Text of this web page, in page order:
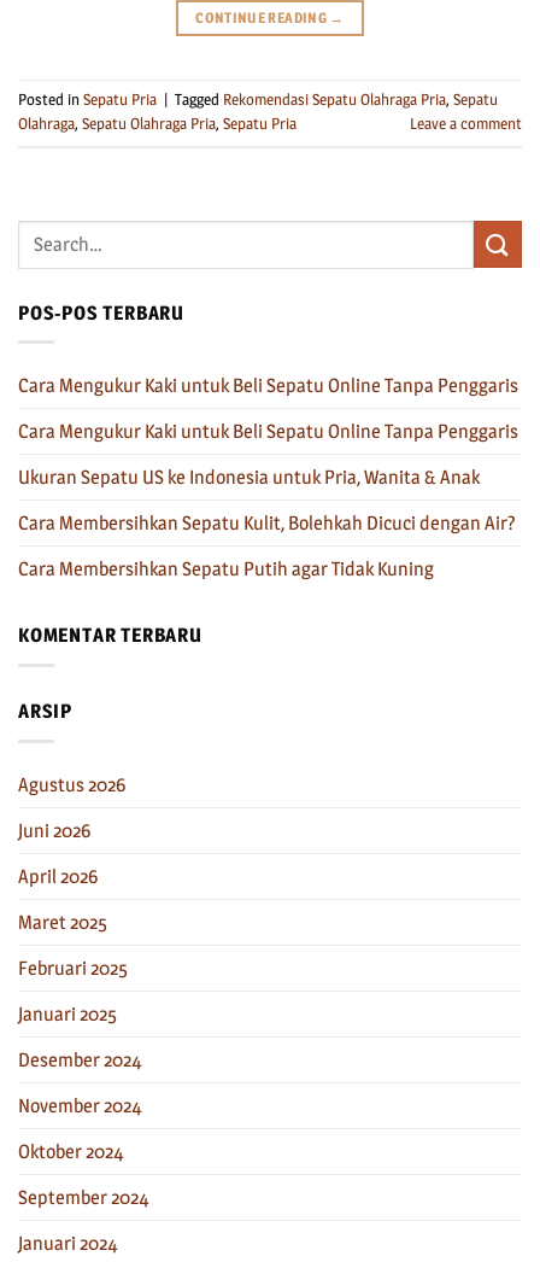
CONTINUE READING →
Posted in Sepatu Pria | Tagged Rekomendasi Sepatu Olahraga Pria, Sepatu
Olahraga, Sepatu Olahraga Pria, Sepatu Pria Leave a comment
POS-POS TERBARU
Cara Mengukur Kaki untuk Beli Sepatu Online Tanpa Penggaris
Cara Mengukur Kaki untuk Beli Sepatu Online Tanpa Penggaris
Ukuran Sepatu US ke Indonesia untuk Pria, Wanita & Anak
Cara Membersihkan Sepatu Kulit, Bolehkah Dicuci dengan Air?
Cara Membersihkan Sepatu Putih agar Tidak Kuning
KOMENTAR TERBARU
ARSIP
Agustus 2026
Juni 2026
April 2026
Maret 2025
Februari 2025
Januari 2025
Desember 2024
November 2024
Oktober 2024
September 2024
Januari 2024